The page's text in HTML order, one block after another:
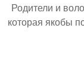
Родители и
которая якобы